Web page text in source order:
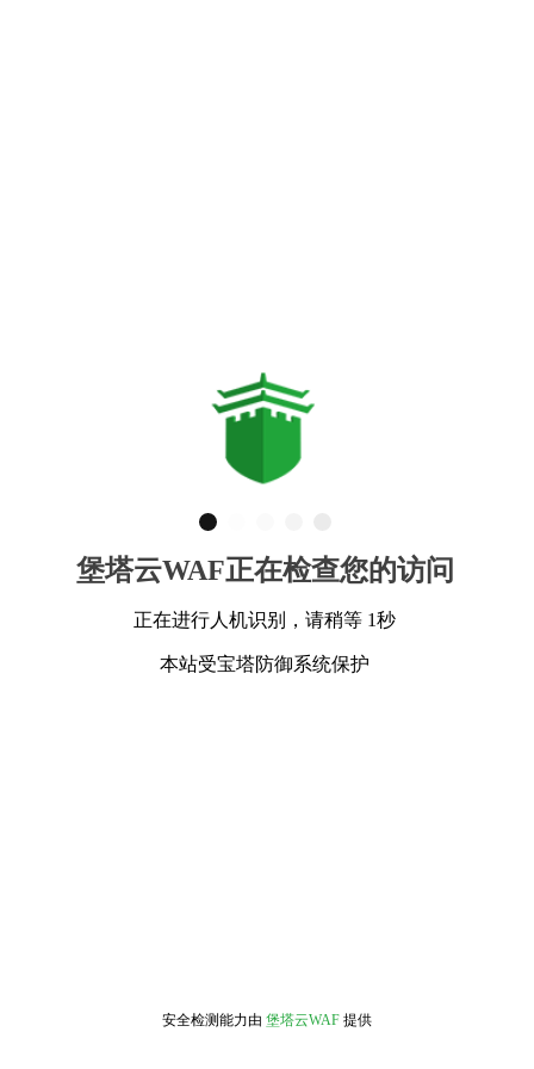
堡塔云WAF正在检查您的访问
正在进行人机识别，请稍等 1秒
本站受宝塔防御系统保护
安全检测能力由 堡塔云WAF 提供